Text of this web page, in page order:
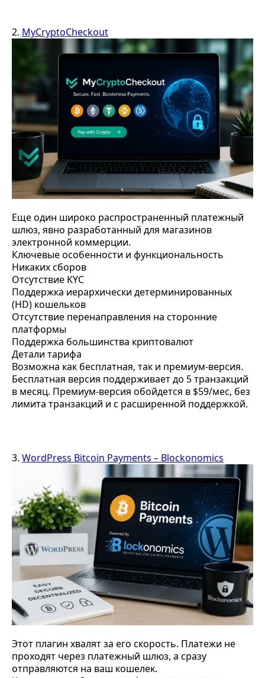
2. MyCryptoCheckout
Еще один широко распространенный платежный
шлюз, явно разработанный для магазинов
электронной коммерции.
Ключевые особенности и функциональность
Никаких сборов
Отсутствие KYC
Поддержка иерархически детерминированных
(HD) кошельков
Отсутствие перенаправления на сторонние
платформы
Поддержка большинства криптовалют
Детали тарифа
Возможна как бесплатная, так и премиум-версия.
Бесплатная версия поддерживает до 5 транзакций
в месяц. Премиум-версия обойдется в $59/мес, без
лимита транзакций и с расширенной поддержкой.
3. WordPress Bitcoin Payments – Blockonomics
Этот плагин хвалят за его скорость. Платежи не
проходят через платежный шлюз, а сразу
отправляются на ваш кошелек.